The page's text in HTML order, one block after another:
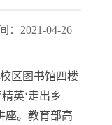
：2021-04-26
区图书馆四楼
英‘走出乡
座。教育部高